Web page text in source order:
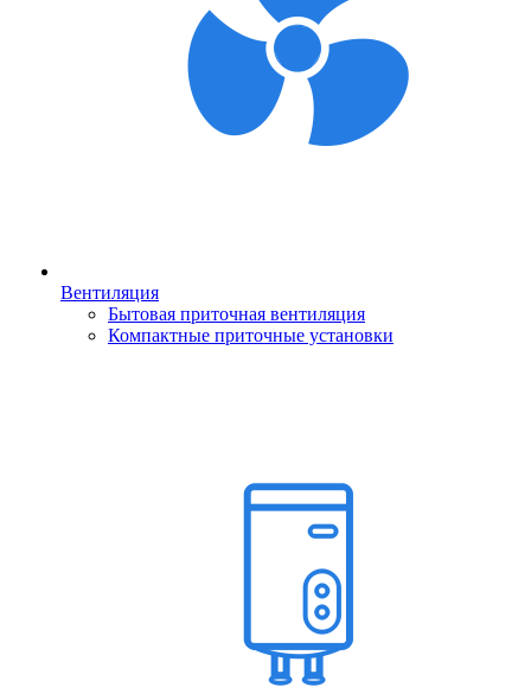
Вентиляция
Бытовая приточная вентиляция
Компактные приточные установки